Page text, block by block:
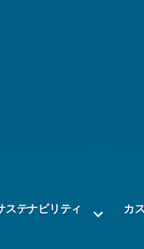
ステナビリティ カ